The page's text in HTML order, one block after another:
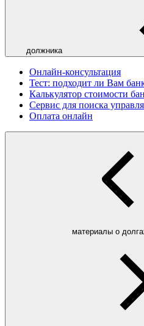
должника
Онлайн-консультация
Тест: подходит ли Вам
Калькулятор стоимости
Сервис для поиска
Оплата онлайн
материалы о